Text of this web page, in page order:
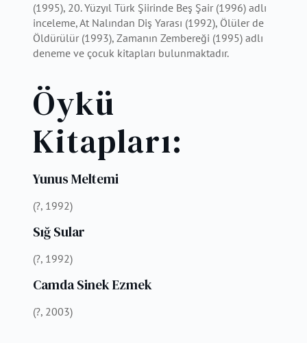
(1995), 20. Yüzyıl Türk Şiirinde Beş Şair (1996) adlı
inceleme, At Nalından Diş Yarası (1992), Ölüler de
Öldürülür (1993), Zamanın Zembereği (1995) adlı
deneme ve çocuk kitapları bulunmaktadır.
Öykü
Kitapları:
Yunus Meltemi
(?, 1992)
Sığ Sular
(?, 1992)
Camda Sinek Ezmek
(?, 2003)